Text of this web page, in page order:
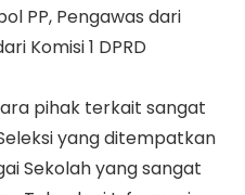
PP, Pengawas dari
Komisi 1 DPRD
pihak terkait sangat
yang ditempatkan
Sekolah yang sangat